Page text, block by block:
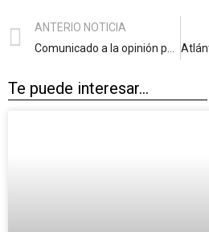
ANTERIO NOTICIA
Te puede interesar...